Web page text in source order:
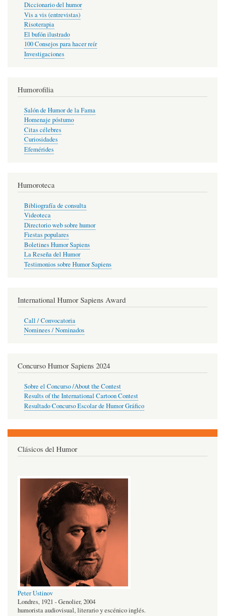
Diccionario del humor
Vis a vis (entrevistas)
Risoterapia
El bufón ilustrado
100 Consejos para hacer reír
Investigaciones
Humorofilia
Salón de Humor de la Fama
Homenaje póstumo
Citas célebres
Curiosidades
Efemérides
Humoroteca
Bibliografía de consulta
Videoteca
Directorio web sobre humor
Fiestas populares
Boletines Humor Sapiens
La Reseña del Humor
Testimonios sobre Humor Sapiens
International Humor Sapiens Award
Call / Convocatoria
Nominees / Nominados
Concurso Humor Sapiens 2024
Sobre el Concurso /About the Contest
Results of the International Cartoon Contest
Resultado Concurso Escolar de Humor Gráfico
Clásicos del Humor
Peter Ustinov
Londres, 1921 - Genolier, 2004
humorista audiovisual, literario y escénico inglés.